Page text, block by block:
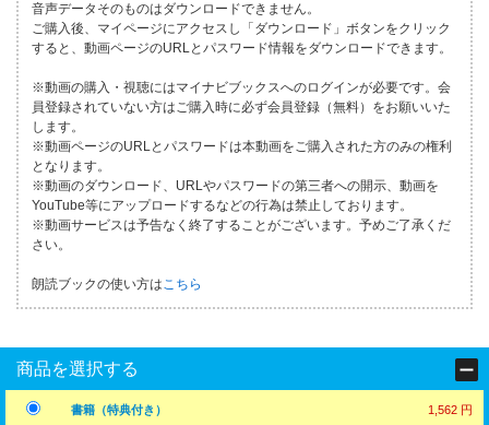
音声データそのものはダウンロードできません。
ご購入後、マイページにアクセスし「ダウンロード」ボタンをクリック
すると、動画ページのURLとパスワード情報をダウンロードできます。
※動画の購入・視聴にはマイナビブックスへのログインが必要です。会
員登録されていない方はご購入時に必ず会員登録（無料）をお願いいた
します。
※動画ページのURLとパスワードは本動画をご購入された方のみの権利
となります。
※動画のダウンロード、URLやパスワードの第三者への開示、動画を
YouTube等にアップロードするなどの行為は禁止しております。
※動画サービスは予告なく終了することがございます。予めご了承くだ
さい。
朗読ブックの使い方はこちら
商品を選択する
書籍（特典付き） 1,562 円